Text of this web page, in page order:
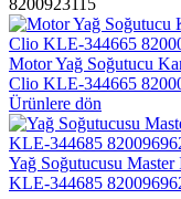
8200923115
Motor Yağ Soğutucu
Clio KLE-344665
Ürünlere dön
Yağ Soğutucusu
KLE-344685